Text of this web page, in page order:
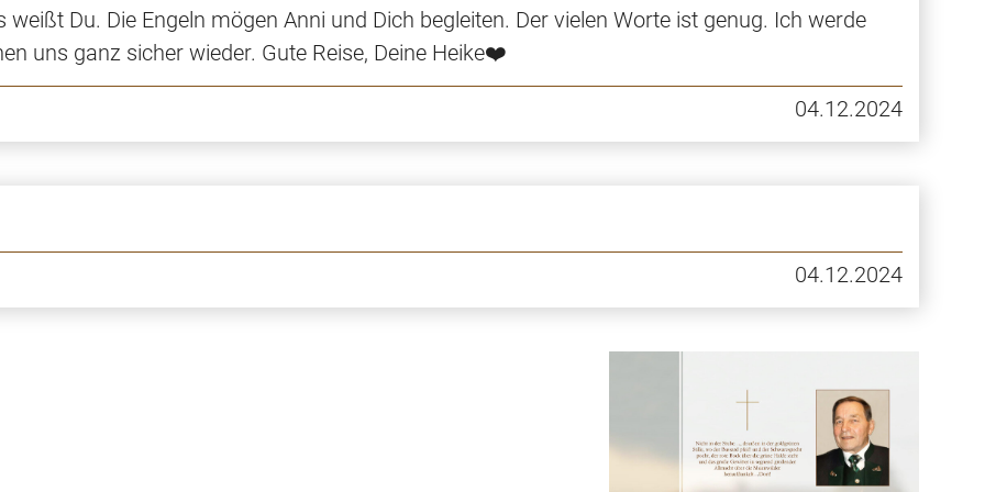
Du. Die Engeln mögen Anni und Dich begleiten. Der vielen Worte ist genug. Ich werde
uns ganz sicher wieder. Gute Reise, Deine Heike❤️
04.12.2024
04.12.2024